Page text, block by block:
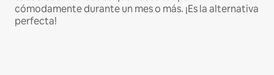
cómodamente durante un mes o más. ¡Es la alternativa
perfecta!